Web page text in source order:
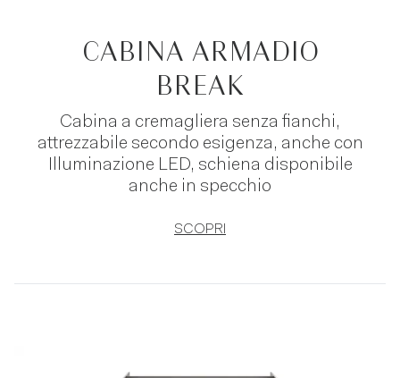
CABINA ARMADIO
BREAK
Cabina a cremagliera senza fianchi,
attrezzabile secondo esigenza, anche con
Illuminazione LED, schiena disponibile
anche in specchio
SCOPRI